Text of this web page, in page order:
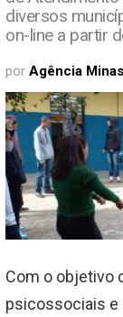
diversos
on-line a partir
por Agência Minas
Com o objetivo
psicossociais e